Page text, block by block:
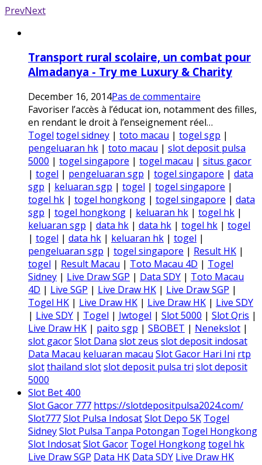
PrevNext
Transport rural scolaire, un combat pour
Almadanya - Try me Luxury & Charity
December 16, 2014Pas de commentaire
Favoriser l’accès à l’éducat ion, notamment des filles,
en rendant le droit à l’enseignement réel…
Togel togel sidney | toto macau | togel sgp |
pengeluaran hk | toto macau | slot deposit pulsa
5000 | togel singapore | togel macau | situs gacor
| togel | pengeluaran sgp | togel singapore | data
sgp | keluaran sgp | togel | togel singapore |
togel hk | togel hongkong | togel singapore | data
sgp | togel hongkong | keluaran hk | togel hk |
keluaran sgp | data hk | data hk | togel hk | togel
| togel | data hk | keluaran hk | togel |
pengeluaran sgp | togel singapore | Result HK |
togel | Result Macau | Toto Macau 4D | Togel
Sidney | Live Draw SGP | Data SDY | Toto Macau
4D | Live SGP | Live Draw HK | Live Draw SGP |
Togel HK | Live Draw HK | Live Draw HK | Live SDY
| Live SDY | Togel | Jwtogel | Slot 5000 | Slot Qris |
Live Draw HK | paito sgp | SBOBET | Nenekslot |
slot gacorSlot Dana slot zeus slot deposit indosat
Data Macau keluaran macau Slot Gacor Hari Ini rtp
slotthailand slotslot deposit pulsa tri slot deposit
5000
Slot Bet 400
Slot Gacor 777 https://slotdepositpulsa2024.com/
Slot777Slot Pulsa IndosatSlot Depo 5K Togel
SidneySlot Pulsa Tanpa Potongan Togel Hongkong
Slot IndosatSlot Gacor Togel Hongkongtogel hk
Live Draw SGP Data HK Data SDY Live Draw HK